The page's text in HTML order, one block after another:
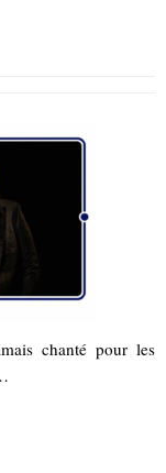
chanté pour les